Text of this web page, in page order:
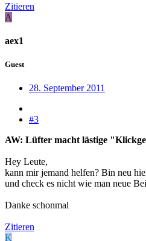
Zitieren
A
aex1
Guest
28. September 2011
#3
AW: Lüfter macht lästige
Hey Leute,
kann mir jemand helfen? Bin neu
und check es nicht wie man neue
Danke schonmal
Zitieren
K